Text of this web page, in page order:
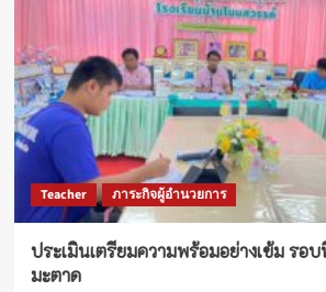
กรรมการ
วางแผน
กำลัง
และ
เกลี่ย
อัตรา
กำลัง
ข้าราชการ
ครู
และ
ครู
และ
Teacher ภาระกิจผู้อำนวยการ
ประเมินเตรียมความพร้อมอย่างเข้ม รอ
มะตาด